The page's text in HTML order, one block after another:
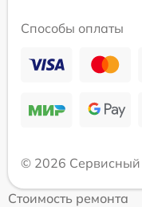
Способы оплаты
© 2026 Сервисный
Стоимость ремонта